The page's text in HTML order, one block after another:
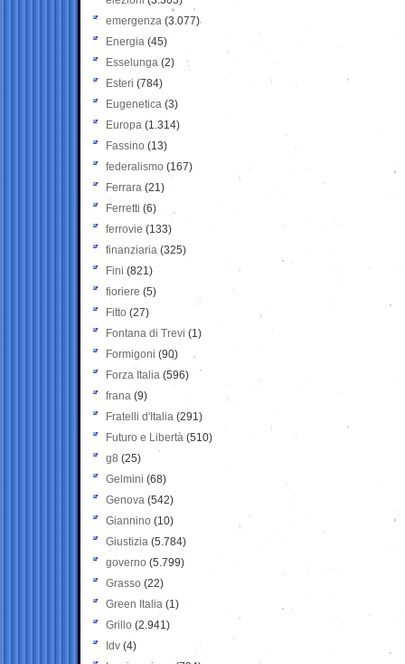
emergenza (3.077)
Energia (45)
Esselunga (2)
Esteri (784)
Eugenetica (3)
Europa (1.314)
Fassino (13)
federalismo (167)
Ferrara (21)
Ferretti (6)
ferrovie (133)
finanziaria (325)
Fini (821)
fioriere (5)
Fitto (27)
Fontana di Trevi (1)
Formigoni (90)
Forza Italia (596)
frana (9)
Fratelli d'Italia (291)
Futuro e Libertà (510)
g8 (25)
Gelmini (68)
Genova (542)
Giannino (10)
Giustizia (5.784)
governo (5.799)
Grasso (22)
Green Italia (1)
Grillo (2.941)
Idv (4)